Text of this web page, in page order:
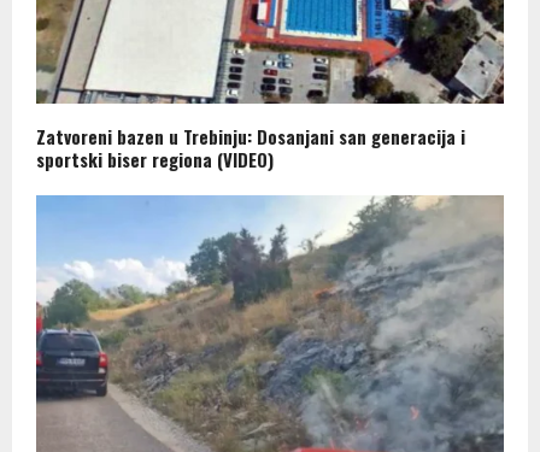
Zatvoreni bazen u Trebinju: Dosanjani san generacija i
sportski biser regiona (VIDEO)